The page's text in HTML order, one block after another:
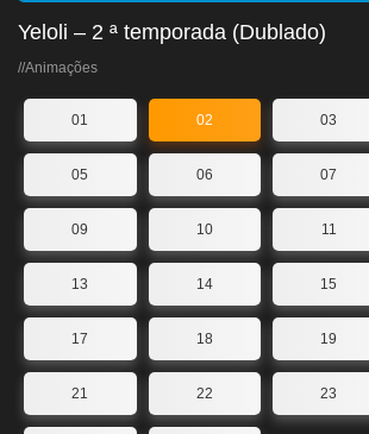
linha
Yeloli – 2 ª temporada (Dublado)
//Animações
01 02 03
05 06 07
09 10 11
13 14 15
17 18 19
21 22 23